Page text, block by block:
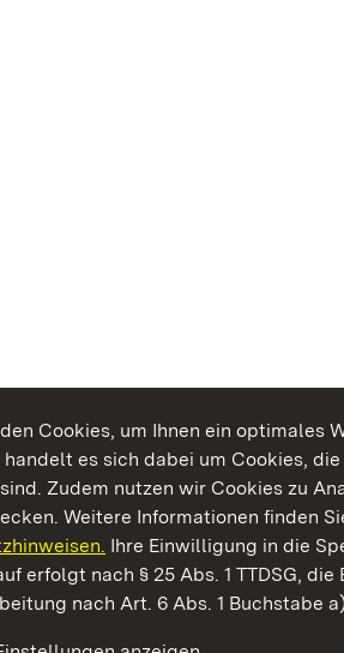
Cookies, um Ihnen ein optimales
es sich dabei um Cookies,
Zudem nutzen wir Cookies zu
Weitere Informationen finden
Ihre Einwilligung in die
erfolgt nach § 25 Abs. 1 TTDSG,
nach Art. 6 Abs. 1 Buchstabe
Staunen. Genießen.